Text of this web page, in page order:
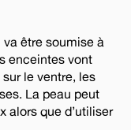
être soumise à
enceintes vont
le ventre, les
La peau peut
alors que d’utiliser